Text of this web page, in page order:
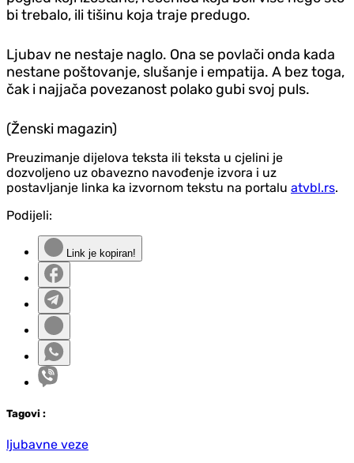
bi trebalo, ili tišinu koja traje predugo.
Ljubav ne nestaje naglo. Ona se povlači onda kada
nestane poštovanje, slušanje i empatija. A bez toga,
čak i najjača povezanost polako gubi svoj puls.
(Ženski magazin)
Preuzimanje dijelova teksta ili teksta u cjelini je
dozvoljeno uz obavezno navođenje izvora i uz
postavljanje linka ka izvornom tekstu na portalu atvbl.rs.
Podijeli:
Link je kopiran!
Tagovi :
ljubavne veze